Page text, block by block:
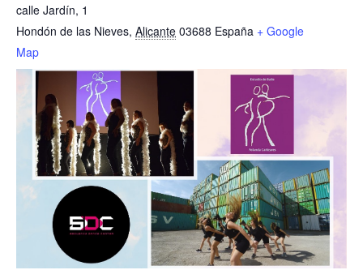
calle Jardín, 1
Hondón de las Nieves, Alicante 03688 España + Google
Map